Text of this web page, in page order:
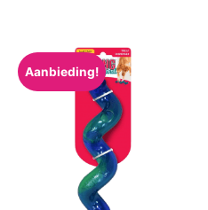
Aanbieding!